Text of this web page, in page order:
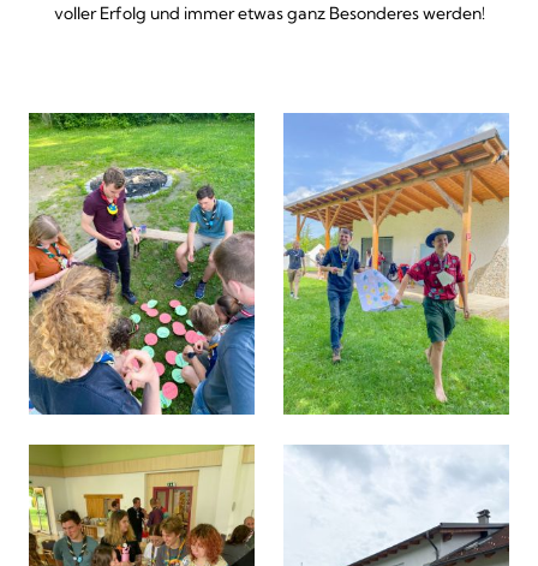
voller Erfolg und immer etwas ganz Besonderes werden!